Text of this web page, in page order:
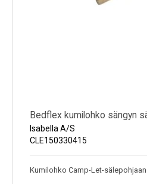
Bedflex kumilohko sängyn
Isabella A/S
CLE150330415
Kumilohko Camp-Let-sälepohjaan.